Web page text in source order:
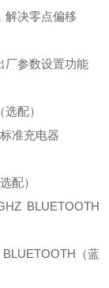
解决零点偏移
厂参数设置功能
配）
准充电器
配）
BLUETOOTH
（蓝